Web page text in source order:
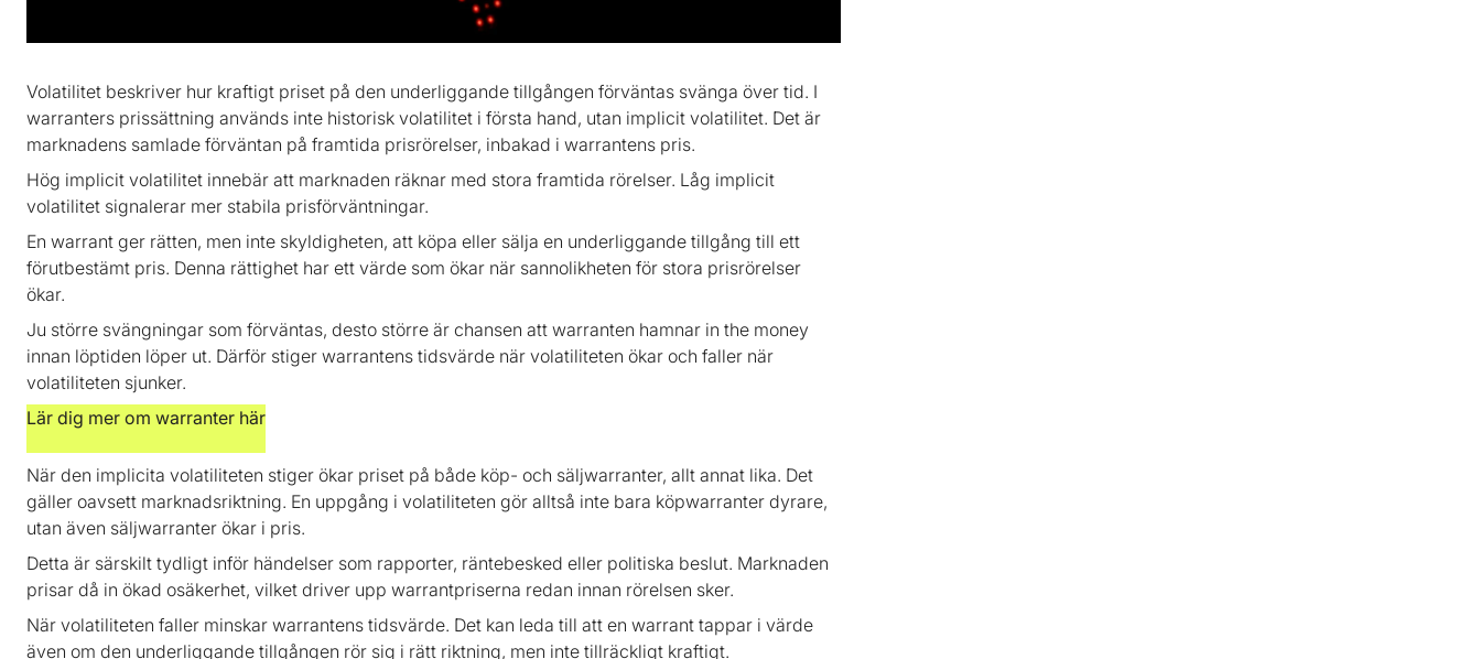
Volatilitet beskriver hur kraftigt priset på den underliggande tillgången förväntas svänga över tid. I
warranters prissättning används inte historisk volatilitet i första hand, utan implicit volatilitet. Det är
marknadens samlade förväntan på framtida prisrörelser, inbakad i warrantens pris.
Hög implicit volatilitet innebär att marknaden räknar med stora framtida rörelser. Låg implicit
volatilitet signalerar mer stabila prisförväntningar.
En warrant ger rätten, men inte skyldigheten, att köpa eller sälja en underliggande tillgång till ett
förutbestämt pris. Denna rättighet har ett värde som ökar när sannolikheten för stora prisrörelser
ökar.
Ju större svängningar som förväntas, desto större är chansen att warranten hamnar in the money
innan löptiden löper ut. Därför stiger warrantens tidsvärde när volatiliteten ökar och faller när
volatiliteten sjunker.
Lär dig mer om warranter här
När den implicita volatiliteten stiger ökar priset på både köp- och säljwarranter, allt annat lika. Det
gäller oavsett marknadsriktning. En uppgång i volatiliteten gör alltså inte bara köpwarranter dyrare,
utan även säljwarranter ökar i pris.
Detta är särskilt tydligt inför händelser som rapporter, räntebesked eller politiska beslut. Marknaden
prisar då in ökad osäkerhet, vilket driver upp warrantpriserna redan innan rörelsen sker.
När volatiliteten faller minskar warrantens tidsvärde. Det kan leda till att en warrant tappar i värde
även om den underliggande tillgången rör sig i rätt riktning, men inte tillräckligt kraftigt.